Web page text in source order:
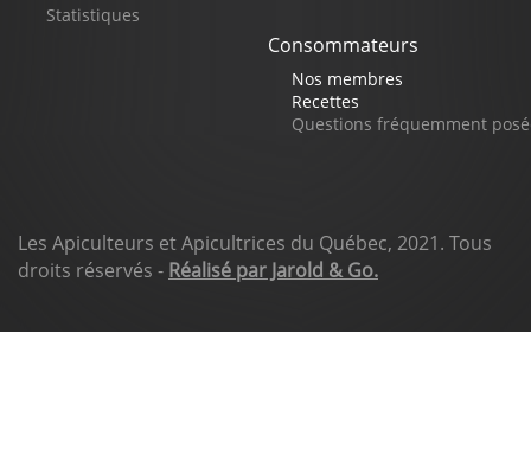
Statistiques
Consommateurs
Nos membres
Recettes
Questions fréquemment
Les Apiculteurs et Apicultrices du Québec, 2021. Tous
droits réservés - Réalisé par Jarold & Go.